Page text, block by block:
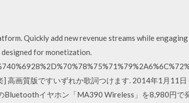
Quickly add new revenue streams while engaging
for monetization.
高画質版ですいずれか歌詞つけます. 2014年1月11
Bluetoothイヤホン「MA390 Wireless」を8,980円で